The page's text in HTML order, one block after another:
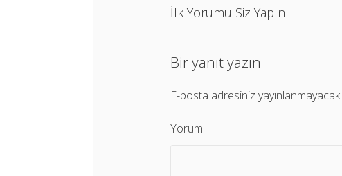
İlk Yorumu Siz Yapın
Bir yanıt yazın
E-posta adresiniz yayınlanmayacak.
Yorum